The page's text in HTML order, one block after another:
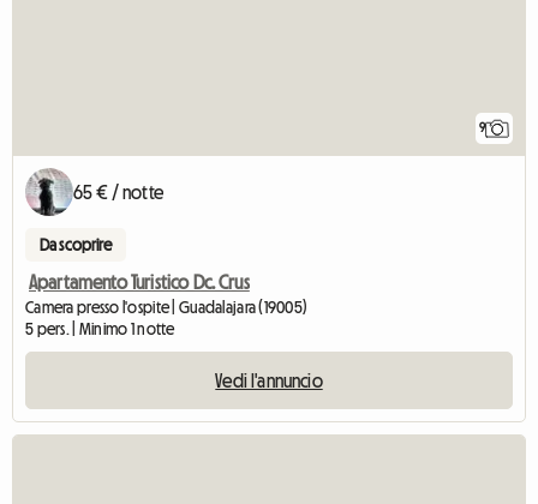
9
65 € / notte
Da scoprire
Apartamento Turistico Dc. Crus
Camera presso l'ospite | Guadalajara (19005)
5 pers. | Minimo 1 notte
Vedi l'annuncio